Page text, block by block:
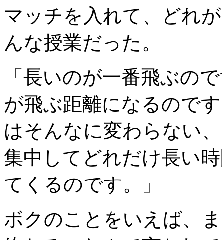
マッチを入れて、どれ
んな授業だった。
「長いのが一番飛ぶの
が飛ぶ距離になるので
はそんなに変わらない
集中してどれだけ長い
てくるのです。」
ボクのことをいえば、